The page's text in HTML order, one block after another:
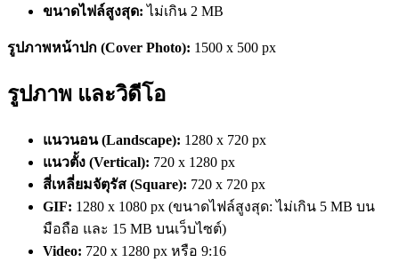
ขนาดไฟล์สูงสุด: ไม่เกิน 2 MB
รูปภาพหน้าปก (Cover Photo): 1500 x 500 px
รูปภาพ และวิดีโอ
แนวนอน (Landscape): 1280 x 720 px
แนวตั้ง (Vertical): 720 x 1280 px
สี่เหลี่ยมจัตุรัส (Square): 720 x 720 px
GIF: 1280 x 1080 px (ขนาดไฟล์สูงสุด: ไม่เกิน 5 MB บน
มือถือ และ 15 MB บนเว็บไซต์)
Video: 720 x 1280 px หรือ 9:16